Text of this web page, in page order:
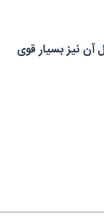
آن نیز بسیار قوی